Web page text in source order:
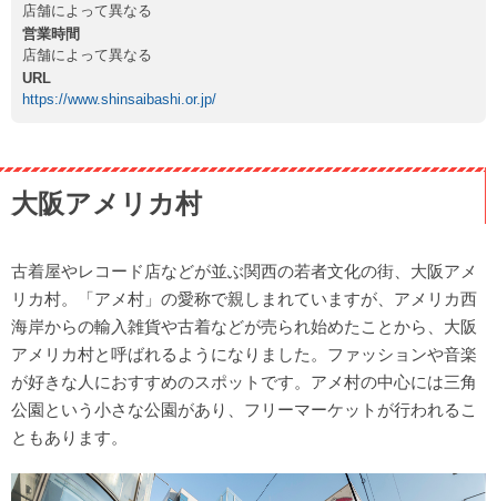
店舗によって異なる
営業時間
店舗によって異なる
URL
https://www.shinsaibashi.or.jp/
大阪アメリカ村
古着屋やレコード店などが並ぶ関西の若者文化の街、大阪アメ
リカ村。「アメ村」の愛称で親しまれていますが、アメリカ西
海岸からの輸入雑貨や古着などが売られ始めたことから、大阪
アメリカ村と呼ばれるようになりました。ファッションや音楽
が好きな人におすすめのスポットです。アメ村の中心には三角
公園という小さな公園があり、フリーマーケットが行われるこ
ともあります。